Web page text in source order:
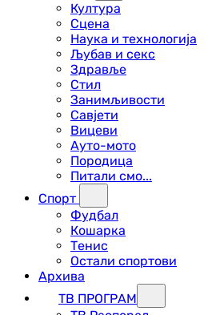
Култура
Сцена
Наука и технологија
Љубав и секс
Здравље
Стил
Занимљивости
Савјети
Вицеви
Ауто-мото
Породица
Питали смо...
Спорт
Фудбал
Кошарка
Тенис
Остали спортови
Архива
ТВ ПРОГРАМ